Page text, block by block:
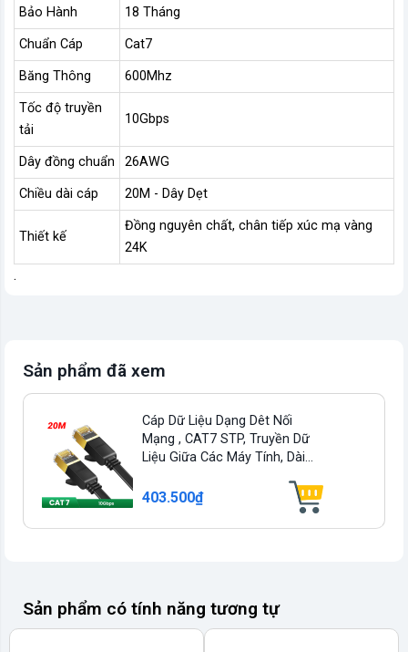
Bảo Hành 18 Tháng
Chuẩn Cáp Cat7
Băng Thông 600Mhz
Tốc độ truyền
tải
10Gbps
Dây đồng chuẩn 26AWG
Chiều dài cáp 20M - Dây Dẹt
Thiết kế
Đồng nguyên chất, chân tiếp xúc mạ vàng
24K
.
Sản phẩm đã xem
Cáp Dữ Liệu Dạng Dêt Nối
Mạng , CAT7 STP, Truyền Dữ
Liệu Giữa Các Máy Tính, Dài...
403.500₫
Sản phẩm có tính năng tương tự